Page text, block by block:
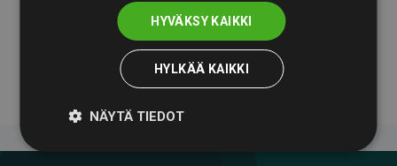
arvioiduista CO₂-päästöistä
jäsenverkkosivustoilla –
selkeä todiste toimintatapamme todellisesta
HYVÄKSY KAIKKI
HYLKÄÄ KAIKKI
NÄYTÄ TIEDOT